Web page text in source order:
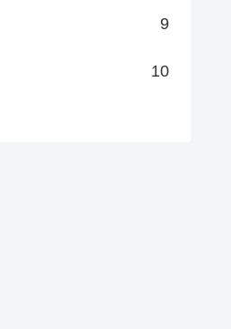
9
10